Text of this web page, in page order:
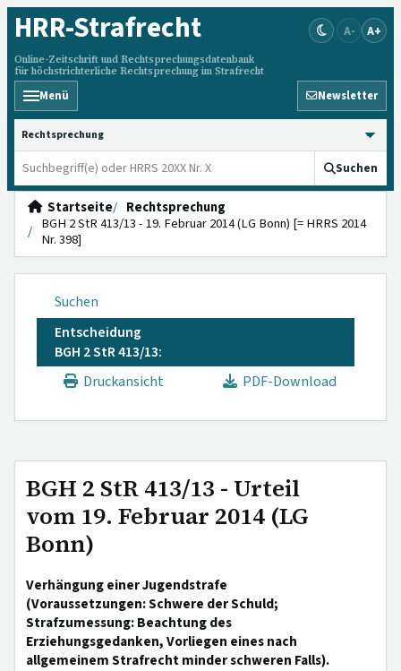
HRR-Strafrecht
Online-Zeitschrift und Rechtsprechungsdatenbank
für höchstrichterliche Rechtsprechung im Strafrecht
A- A+
Menü Newsletter
HRRS durchsuchen
Suchen
Startseite
Rechtsprechung
BGH 2 StR 413/13 - 19. Februar 2014 (LG Bonn) [= HRRS 2014
Nr. 398]
Suchen
Entscheidung
BGH 2 StR 413/13:
Druckansicht
PDF-Download
BGH 2 StR 413/13 - Urteil
vom 19. Februar 2014 (LG
Bonn)
Verhängung einer Jugendstrafe
(Voraussetzungen: Schwere der Schuld;
Strafzumessung: Beachtung des
Erziehungsgedanken, Vorliegen eines nach
allgemeinem Strafrecht minder schweren Falls).